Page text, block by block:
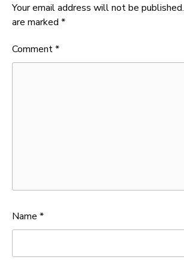
Your email address will not be published.
are marked *
Comment*
Name *